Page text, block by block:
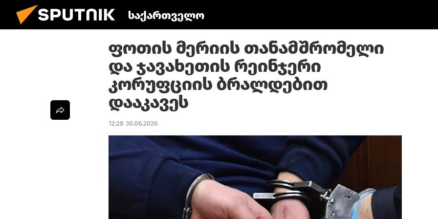
საქართველო
ფოთის მერიის თანამშრომელი
და ჯავახეთის რეინჯერი
კორუფციის ბრალდებით
დააკავეს
12:28 30.06.2026